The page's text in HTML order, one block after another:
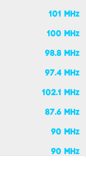
101 MHz
100 MHz
98.8 MHz
97.4 MHz
102.1 MHz
87.6 MHz
90 MHz
90 MHz